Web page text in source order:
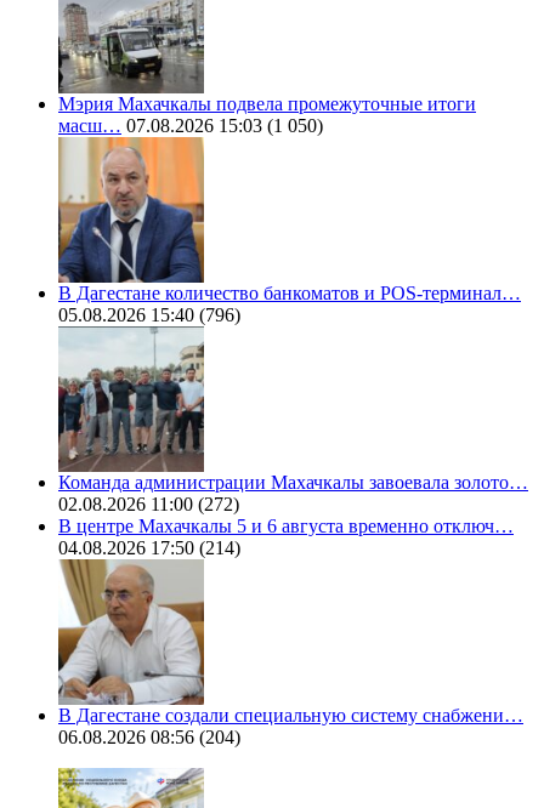
Мэрия Махачкалы подвела промежуточные итоги
масш… 07.08.2026 15:03 (1 050)
В Дагестане количество банкоматов и POS-терминал…
05.08.2026 15:40 (796)
Команда администрации Махачкалы завоевала золото…
02.08.2026 11:00 (272)
В центре Махачкалы 5 и 6 августа временно отключ…
04.08.2026 17:50 (214)
В Дагестане создали специальную систему снабжени…
06.08.2026 08:56 (204)